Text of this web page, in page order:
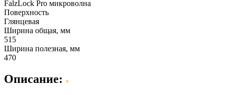
FalzLock Pro микроволна
Поверхность
Глянцевая
Ширина общая, мм
515
Ширина полезная, мм
470
Описание: